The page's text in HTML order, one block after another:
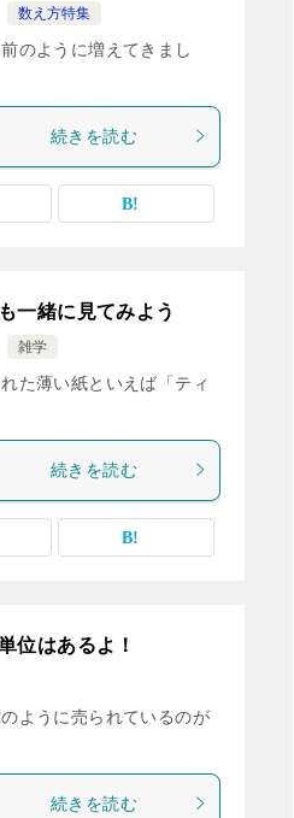
数え方特集
のように増えてきまし
続きを読む
一緒に見てみよう
雑学
た薄い紙といえば「ティ
続きを読む
位はあるよ！
ように売られているのが
続きを読む